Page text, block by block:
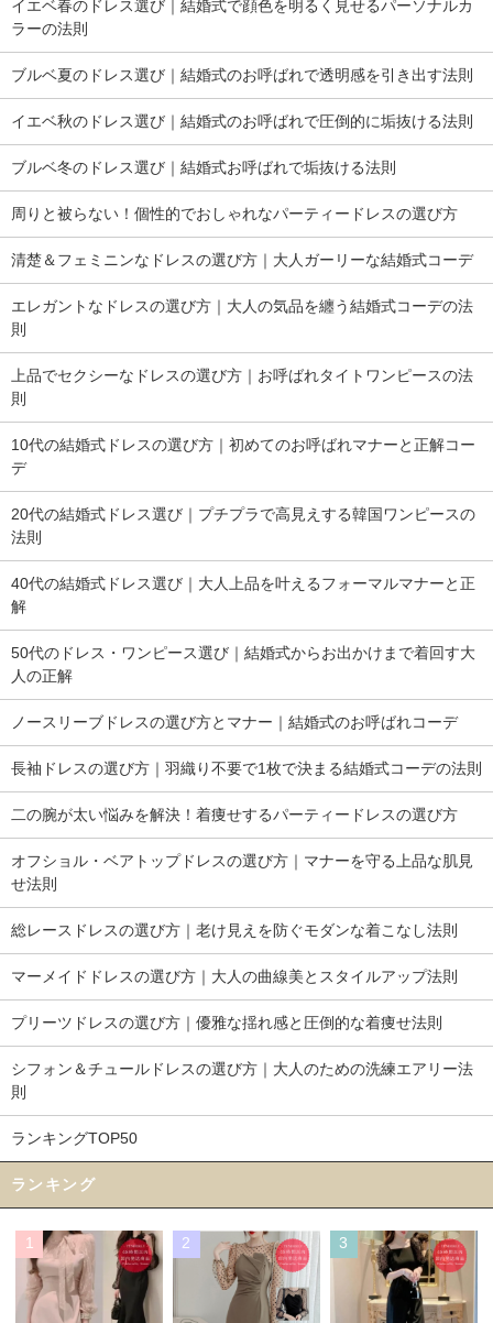
イエベ春のドレス選び｜結婚式で顔色を明るく見せるパーソナルカ
ラーの法則
ブルベ夏のドレス選び｜結婚式のお呼ばれで透明感を引き出す法則
イエベ秋のドレス選び｜結婚式のお呼ばれで圧倒的に垢抜ける法則
ブルベ冬のドレス選び｜結婚式お呼ばれで垢抜ける法則
周りと被らない！個性的でおしゃれなパーティードレスの選び方
清楚＆フェミニンなドレスの選び方｜大人ガーリーな結婚式コーデ
エレガントなドレスの選び方｜大人の気品を纏う結婚式コーデの法
則
上品でセクシーなドレスの選び方｜お呼ばれタイトワンピースの法
則
10代の結婚式ドレスの選び方｜初めてのお呼ばれマナーと正解コー
デ
20代の結婚式ドレス選び｜プチプラで高見えする韓国ワンピースの
法則
40代の結婚式ドレス選び｜大人上品を叶えるフォーマルマナーと正
解
50代のドレス・ワンピース選び｜結婚式からお出かけまで着回す大
人の正解
ノースリーブドレスの選び方とマナー｜結婚式のお呼ばれコーデ
長袖ドレスの選び方｜羽織り不要で1枚で決まる結婚式コーデの法則
二の腕が太い悩みを解決！着痩せするパーティードレスの選び方
オフショル・ベアトップドレスの選び方｜マナーを守る上品な肌見
せ法則
総レースドレスの選び方｜老け見えを防ぐモダンな着こなし法則
マーメイドドレスの選び方｜大人の曲線美とスタイルアップ法則
プリーツドレスの選び方｜優雅な揺れ感と圧倒的な着痩せ法則
シフォン＆チュールドレスの選び方｜大人のための洗練エアリー法
則
ランキングTOP50
ランキング
1 2 3